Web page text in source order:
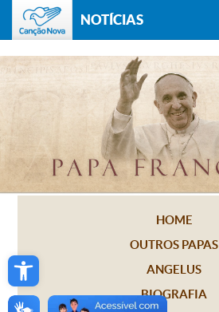
Open toolbar
NOTÍCIAS
HOME
OUTROS PAPAS
ANGELUS
BIOGRAFIA